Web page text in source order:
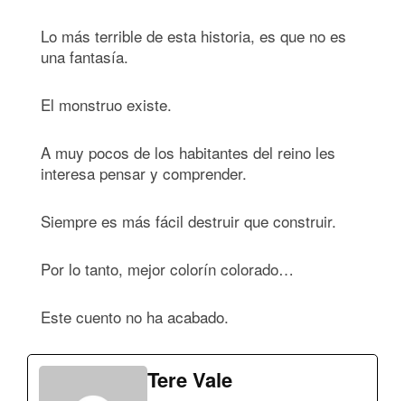
Lo más terrible de esta historia, es que no es
una fantasía.
El monstruo existe.
A muy pocos de los habitantes del reino les
interesa pensar y comprender.
Siempre es más fácil destruir que construir.
Por lo tanto, mejor colorín colorado…
Este cuento no ha acabado.
Tere Vale